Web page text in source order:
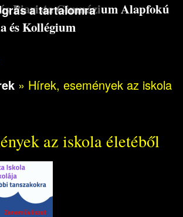
a tartalomra
Piarista Gimnázium Alapfokú
és Kollégium
» Hírek, események az iskola
az iskola életéből